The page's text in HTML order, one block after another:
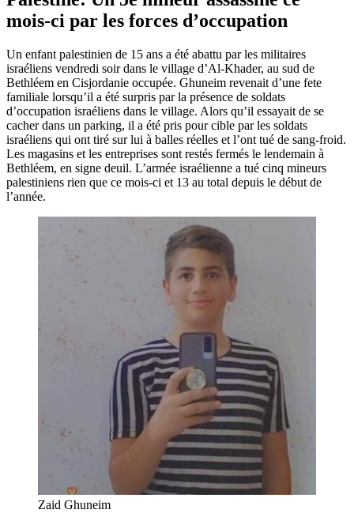
mois-ci par les forces d’occupation
Un enfant palestinien de 15 ans a été abattu par les militaires
israéliens vendredi soir dans le village d’Al-Khader, au sud de
Bethléem en Cisjordanie occupée. Ghuneim revenait d’une fete
familiale lorsqu’il a été surpris par la présence de soldats
d’occupation israéliens dans le village. Alors qu’il essayait de se
cacher dans un parking, il a été pris pour cible par les soldats
israéliens qui ont tiré sur lui à balles réelles et l’ont tué de sang-froid.
Les magasins et les entreprises sont restés fermés le lendemain à
Bethléem, en signe deuil. L’armée israélienne a tué cinq mineurs
palestiniens rien que ce mois-ci et 13 au total depuis le début de
l’année.
Zaid Ghuneim